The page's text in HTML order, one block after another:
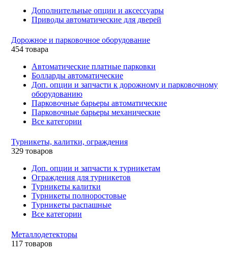
Дополнительные опции и аксессуары
Приводы автоматические для дверей
Дорожное и парковочное оборудование
454 товара
Автоматические платные парковки
Болларды автоматические
Доп. опции и запчасти к дорожному и парковочному
оборудованию
Парковочные барьеры автоматические
Парковочные барьеры механические
Все категории
Турникеты, калитки, ограждения
329 товаров
Доп. опции и запчасти к турникетам
Ограждения для турникетов
Турникеты калитки
Турникеты полноростовые
Турникеты распашные
Все категории
Металлодетекторы
117 товаров